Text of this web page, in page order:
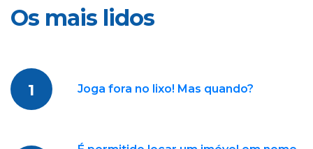
Os mais lidos
1 Joga fora no lixo! Mas quando?